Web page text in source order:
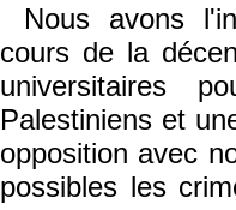
Nous avons
cours de la
universitaires
Palestiniens et
opposition avec
possibles les